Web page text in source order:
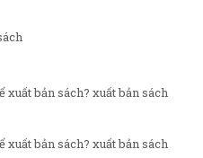
xuất bản sách? xuất bản sách
xuất bản sách? xuất bản sách